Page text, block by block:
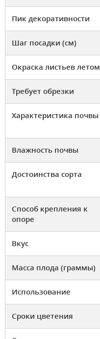
Пик декоративности
Шаг посадки (см)
Окраска листьев летом
Требует обрезки
Характеристика почвы
Влажность почвы
Достоинства сорта
Способ крепления к
опоре
Вкус
Масса плода (граммы)
Использование
Сроки цветения